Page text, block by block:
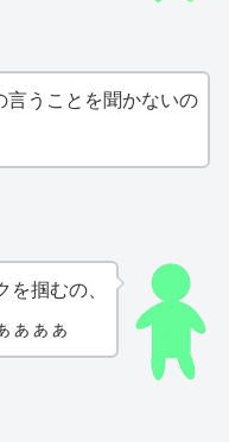
言うことを聞かないの
掴むの、
ぁぁぁ